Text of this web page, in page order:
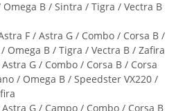
B / Sintra / Tigra / Vectra B
F / Astra G / Combo / Corsa B /
Omega B / Tigra / Vectra B / Zafira
G / Combo / Corsa B / Corsa
/ Omega B / Speedster VX220 /
G / Campo / Combo / Corsa B